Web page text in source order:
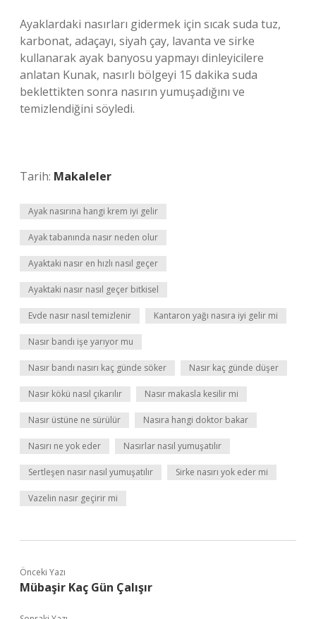
Ayaklardaki nasırları gidermek için sıcak suda tuz,
karbonat, adaçayı, siyah çay, lavanta ve sirke
kullanarak ayak banyosu yapmayı dinleyicilere
anlatan Kunak, nasırlı bölgeyi 15 dakika suda
beklettikten sonra nasırın yumuşadığını ve
temizlendiğini söyledi.
Tarih: Makaleler
Ayak nasırına hangi krem iyi gelir
Ayak tabanında nasır neden olur
Ayaktaki nasır en hızlı nasıl geçer
Ayaktaki nasır nasıl geçer bitkisel
Evde nasır nasıl temizlenir Kantaron yağı nasıra iyi gelir mi
Nasır bandı işe yarıyor mu
Nasır bandı nasırı kaç günde söker Nasır kaç günde düşer
Nasır kökü nasıl çıkarılır Nasır makasla kesilir mi
Nasır üstüne ne sürülür Nasıra hangi doktor bakar
Nasırı ne yok eder Nasırlar nasıl yumuşatılır
Sertleşen nasır nasıl yumuşatılır Sirke nasırı yok eder mi
Vazelin nasır geçirir mi
Önceki Yazı
Mübaşir Kaç Gün Çalışır